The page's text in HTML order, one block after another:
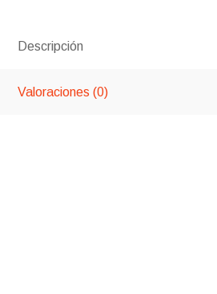
Descripción
Valoraciones (0)